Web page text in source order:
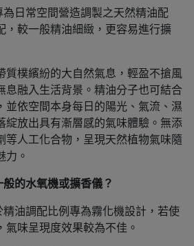
日常空間營造調製之天然精油配
，較一般精油細緻，更容易進行擴
質樸繽紛的大自然氣息，輕盈不搶風
息融入生活背景。精油分子也可結合
並依空間本身每日的陽光、氣流、濕
綻放出具有漸層感的氣味體驗。無添
等人工化合物，呈現天然植物氣味隨
力。
的水氧機或擴香儀？
油調配比例專為霧化機設計，若使
氣味呈現度效果較為不佳。